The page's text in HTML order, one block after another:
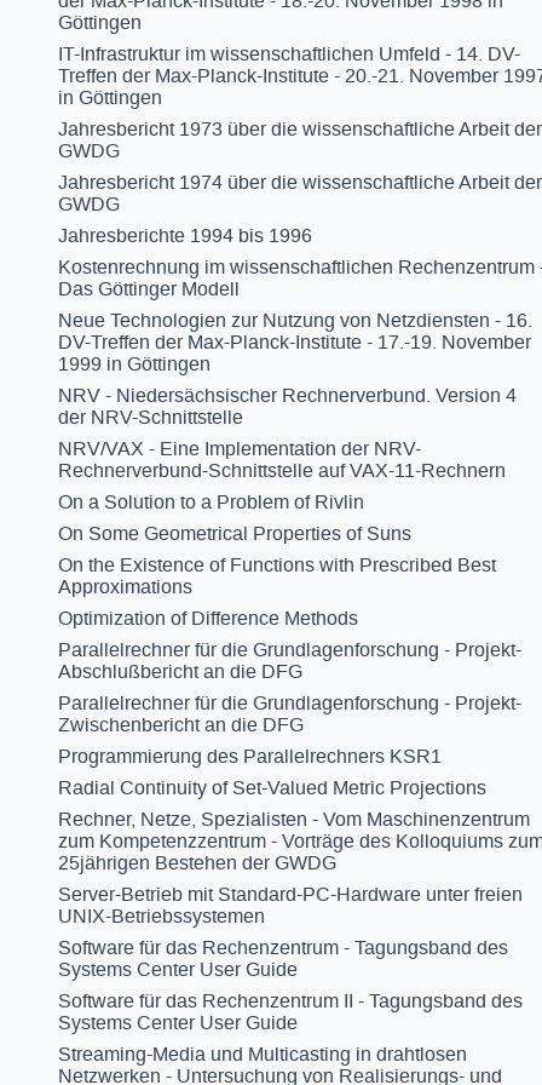
Göttingen
IT-Infrastruktur im wissenschaftlichen Umfeld - 14. DV-
Treffen der Max-Planck-Institute - 20.-21. November
in Göttingen
Jahresbericht 1973 über die wissenschaftliche Arbeit der
GWDG
Jahresbericht 1974 über die wissenschaftliche Arbeit der
GWDG
Jahresberichte 1994 bis 1996
Kostenrechnung im wissenschaftlichen Rechenzentrum
Das Göttinger Modell
Neue Technologien zur Nutzung von Netzdiensten - 16.
DV-Treffen der Max-Planck-Institute - 17.-19. November
1999 in Göttingen
NRV - Niedersächsischer Rechnerverbund. Version 4
der NRV-Schnittstelle
NRV/VAX - Eine Implementation der NRV-
Rechnerverbund-Schnittstelle auf VAX-11-Rechnern
On a Solution to a Problem of Rivlin
On Some Geometrical Properties of Suns
On the Existence of Functions with Prescribed Best
Approximations
Optimization of Difference Methods
Parallelrechner für die Grundlagenforschung - Projekt-
Abschlußbericht an die DFG
Parallelrechner für die Grundlagenforschung - Projekt-
Zwischenbericht an die DFG
Programmierung des Parallelrechners KSR1
Radial Continuity of Set-Valued Metric Projections
Rechner, Netze, Spezialisten - Vom Maschinenzentrum
zum Kompetenzzentrum - Vorträge des Kolloquiums
25jährigen Bestehen der GWDG
Server-Betrieb mit Standard-PC-Hardware unter freien
UNIX-Betriebssystemen
Software für das Rechenzentrum - Tagungsband des
Systems Center User Guide
Software für das Rechenzentrum II - Tagungsband des
Systems Center User Guide
Streaming-Media und Multicasting in drahtlosen
Netzwerken - Untersuchung von Realisierungs- und